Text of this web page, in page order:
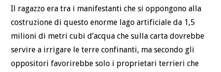
Il ragazzo era tra i manifestanti che si oppongono alla
costruzione di questo enorme lago artificiale da 1,5
milioni di metri cubi d’acqua che sulla carta dovrebbe
servire a irrigare le terre confinanti, ma secondo gli
oppositori favorirebbe solo i proprietari terrieri che